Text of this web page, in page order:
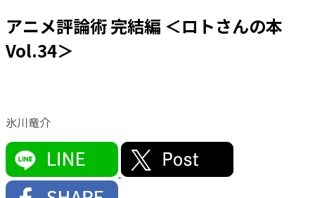
アニメ評論術 完結編 ＜ロトさんの本
Vol.34＞
氷川竜介